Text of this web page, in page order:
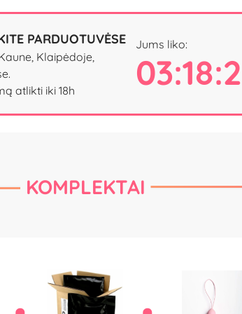
PARDUOTUVĖSE
Klaipėdoje,
atlikti iki 18h
Jums liko:
KOMPLEKTAI